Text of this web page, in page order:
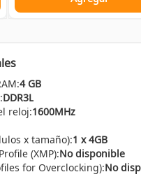
4 GB
DDR3L
reloj:1600MHz
x tamaño):1 x 4GB
(XMP):No disponible
for Overclocking):No